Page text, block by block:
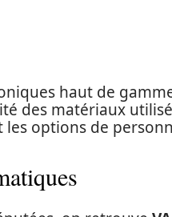
haut de
des matériaux
options de